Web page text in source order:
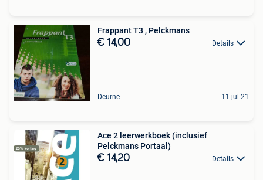
Frappant T3 , Pelckmans
€ 14,00 Details
Deurne 11 jul 21
Ace 2 leerwerkboek (inclusief
Pelckmans Portaal)
€ 14,20 Details